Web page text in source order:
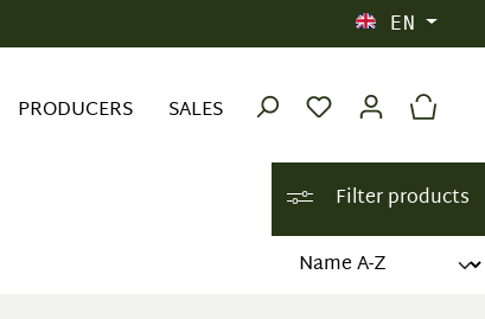
EN
PRODUCERS SALES
Filter products